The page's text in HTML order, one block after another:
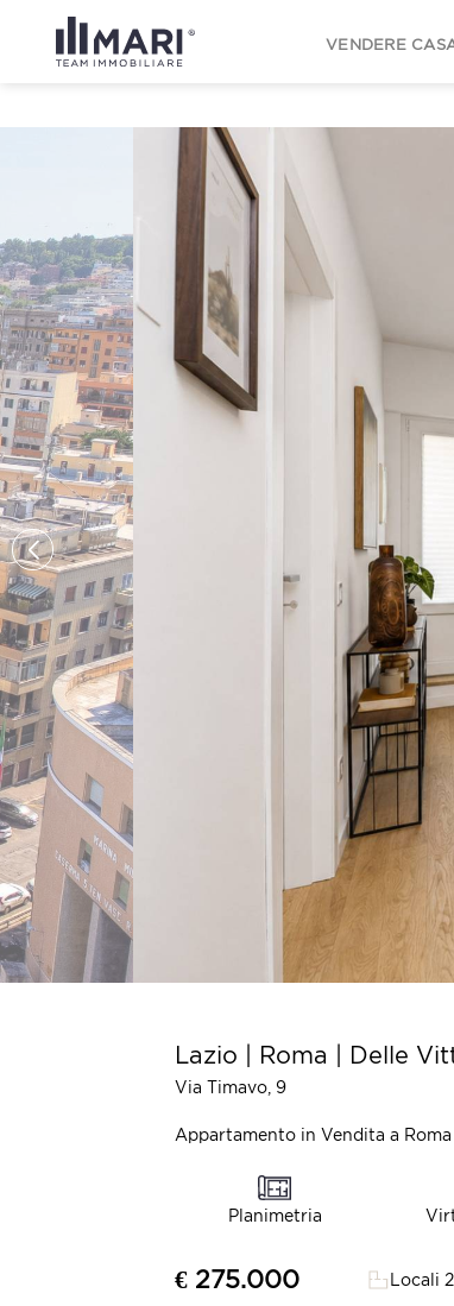
VENDERE
Lazio | Roma | Delle
Via Timavo, 9
Appartamento in Vendita a Roma
Planimetria
€ 275.000 Locali 2